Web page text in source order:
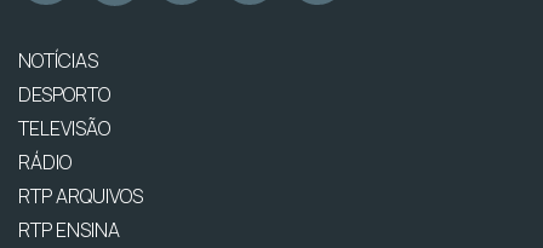
NOTÍCIAS
DESPORTO
TELEVISÃO
RÁDIO
RTP ARQUIVOS
RTP ENSINA